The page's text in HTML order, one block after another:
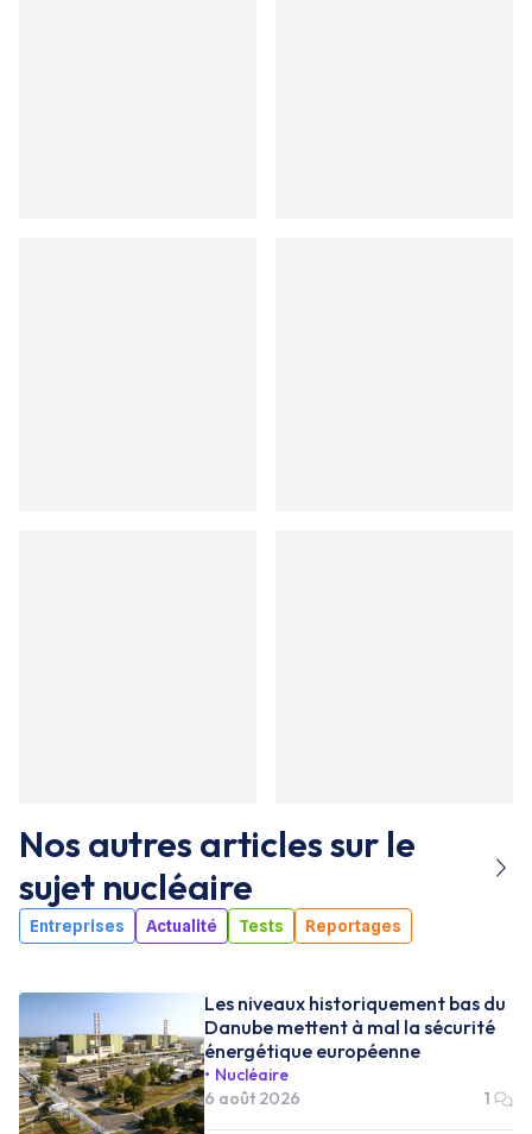
Nos autres articles sur le
sujet nucléaire
Entreprises Actualité Tests Reportages
Les niveaux historiquement bas du
Danube mettent à mal la sécurité
énergétique européenne
Nucléaire
6 août 2026
1